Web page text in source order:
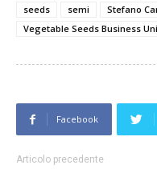
seeds
semi Stefano
Vegetable Seeds Business
Facebook
Articolo precedente